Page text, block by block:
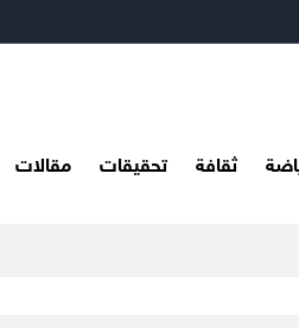
ثقافة تحقيقات مقالات